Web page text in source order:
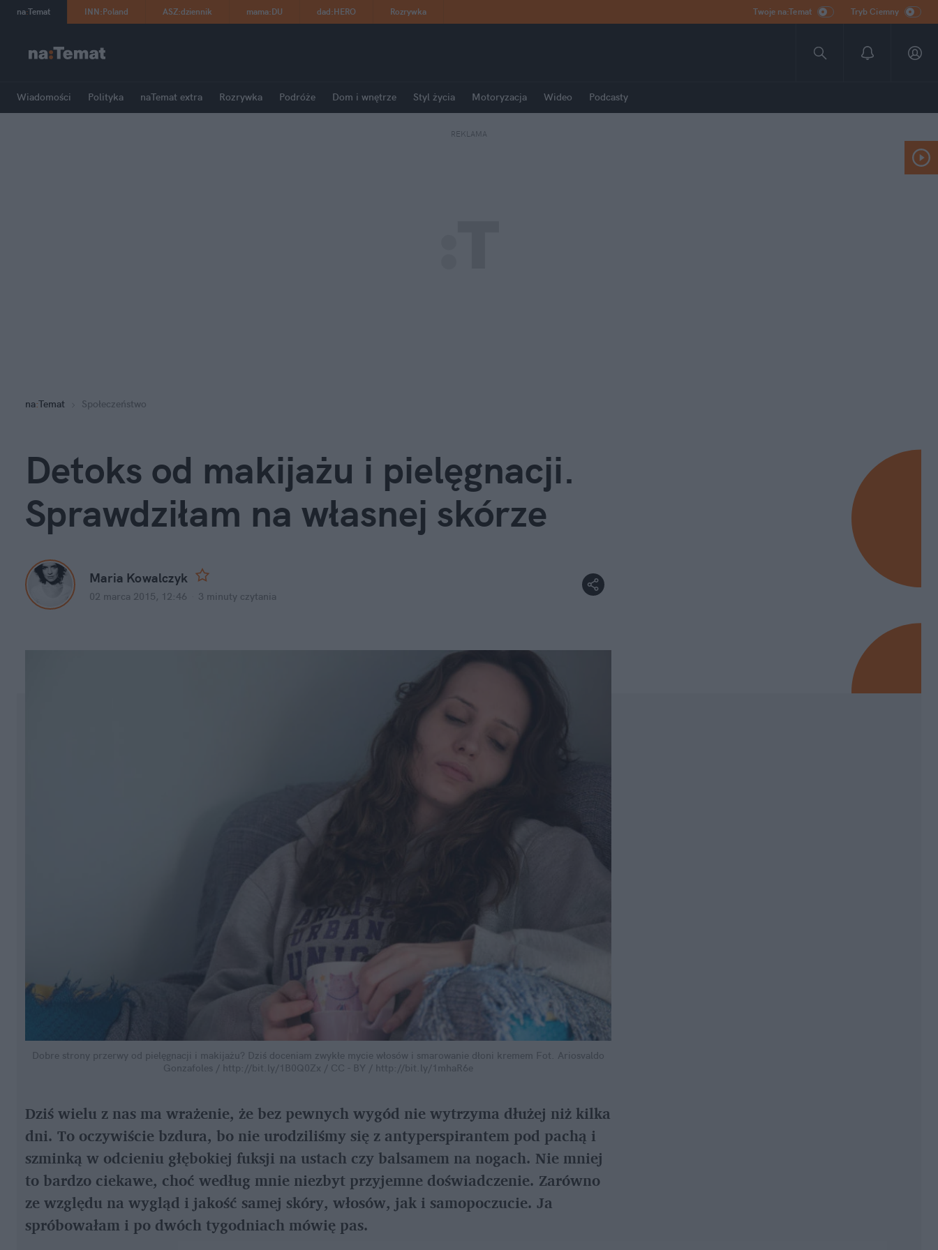
na:Temat INN:Poland ASZ:dziennik mama:DU dad:HERO Rozrywka Twoje na:Temat Tryb Ciemny
Wiadomości Polityka naTemat extra Rozrywka Podróże Dom i wnętrze Styl życia Motoryzacja Wideo Podcasty
REKLAMA
na:Temat Społeczeństwo
Detoks od makijażu i pielęgnacji.
Sprawdziłam na własnej skórze
Maria Kowalczyk
02 marca 2015, 12:46 3 minuty czytania
Dobre strony przerwy od pielęgnacji i makijażu? Dziś doceniam zwykłe mycie włosów i smarowanie dłoni kremem Fot. Ariosvaldo
Gonzafoles / http://bit.ly/1B0Q0Zx / CC - BY / http://bit.ly/1mhaR6e
Dziś wielu z nas ma wrażenie, że bez pewnych wygód nie wytrzyma dłużej niż kilka
dni. To oczywiście bzdura, bo nie urodziliśmy się z antyperspirantem pod pachą i
szminką w odcieniu głębokiej fuksji na ustach czy balsamem na nogach. Nie mniej
to bardzo ciekawe, choć według mnie niezbyt przyjemne doświadczenie. Zarówno
ze względu na wygląd i jakość samej skóry, włosów, jak i samopoczucie. Ja
spróbowałam i po dwóch tygodniach mówię pas.